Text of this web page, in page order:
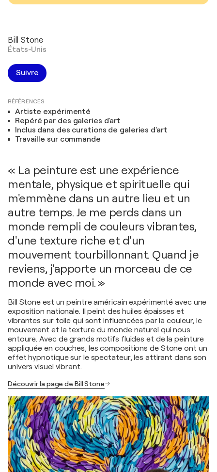
Bill Stone
États-Unis
Suivre
RÉFÉRENCES
Artiste expérimenté
Repéré par des galeries d'art
Inclus dans des curations de galeries d'art
Travaille sur commande
« La peinture est une expérience
mentale, physique et spirituelle qui
m'emmène dans un autre lieu et un
autre temps. Je me perds dans un
monde rempli de couleurs vibrantes,
d'une texture riche et d'un
mouvement tourbillonnant. Quand je
reviens, j'apporte un morceau de ce
monde avec moi. »
Bill Stone est un peintre américain expérimenté avec une
exposition nationale. Il peint des huiles épaisses et
vibrantes sur toile qui sont influencées par la couleur, le
mouvement et la texture du monde naturel qui nous
entoure. Avec de grands motifs fluides et de la peinture
appliquée en couches, les compositions de Stone ont un
effet hypnotique sur le spectateur, les attirant dans son
univers visuel vibrant.
Découvrir la page de Bill Stone